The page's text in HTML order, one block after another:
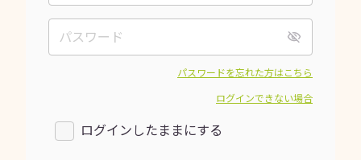
パスワードを忘れた方はこちら
ログインできない場合
ログインしたままにする